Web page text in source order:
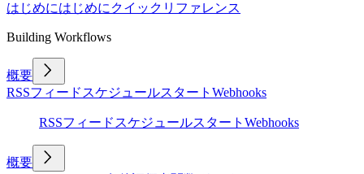
はじめにはじめに クイックリファレンス
Building Workflows
概要
RSSフィード スケジュールスタート Webhooks
RSSフィード スケジュールスタート Webhooks
概要